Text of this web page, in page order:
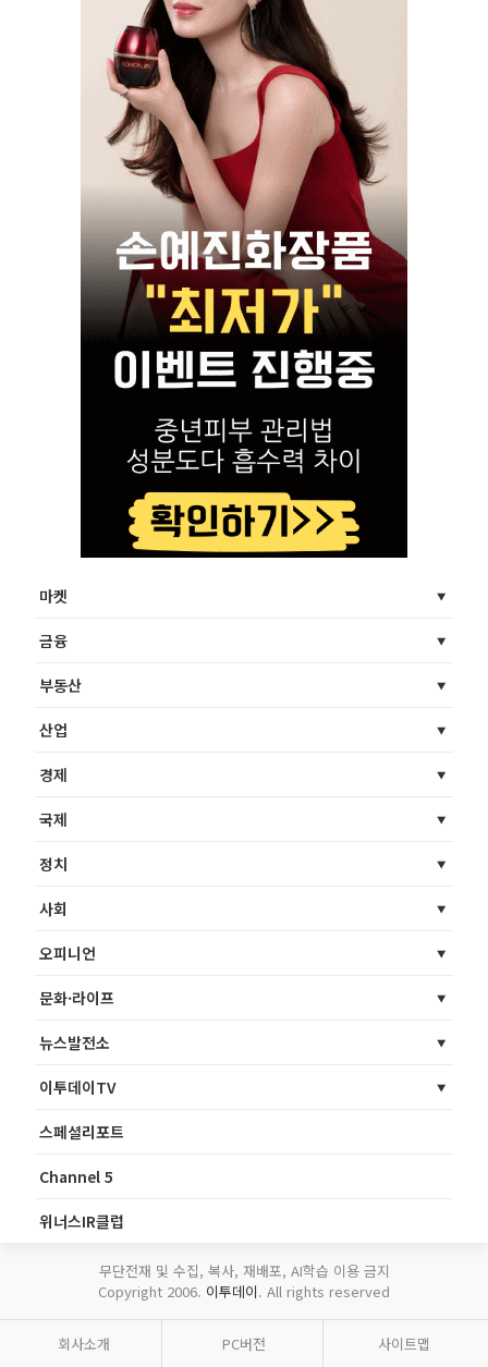
마켓
금융
부동산
산업
경제
국제
정치
사회
오피니언
문화·라이프
뉴스발전소
이투데이TV
스페셜리포트
Channel 5
위너스IR클럽
무단전재 및 수집, 복사, 재배포, AI학습 이용 금지
Copyright 2006. 이투데이. All rights reserved
회사소개 PC버전 사이트맵